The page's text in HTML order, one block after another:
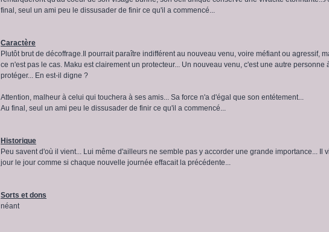
final, seul un ami peu le dissusader de finir ce qu'il a commencé...
Caractère
Plutôt brut de décoffrage.Il pourrait paraître indifférent au nouveau venu, voire méfiant ou agressif,
ce n'est pas le cas. Maku est clairement un protecteur... Un nouveau venu, c'est une autre personne
protéger... En est-il digne ?
Attention, malheur à celui qui touchera à ses amis... Sa force n'a d'égal que son entétement...
Au final, seul un ami peu le dissusader de finir ce qu'il a commencé...
Historique
Peu savent d'où il vient... Lui même d'ailleurs ne semble pas y accorder une grande importance... Il
jour le jour comme si chaque nouvelle journée effacait la précédente...
Sorts et dons
néant